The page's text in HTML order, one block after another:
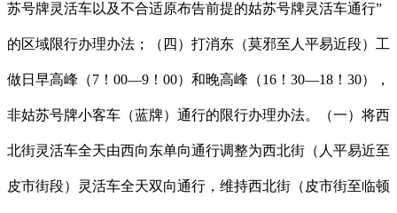
苏号牌灵活车以及不合适原布告前提的姑苏号牌灵活车通行”
的区域限行办理办法；（四）打消东（莫邪至人平易近段）工
做日早高峰（7！00—9！00）和晚高峰（16！30—18！30），
非姑苏号牌小客车（蓝牌）通行的限行办理办法。（一）将西
北街灵活车全天由西向东单向通行调整为西北街（人平易近至
皮市街段）灵活车全天双向通行，维持西北街（皮市街至临顿